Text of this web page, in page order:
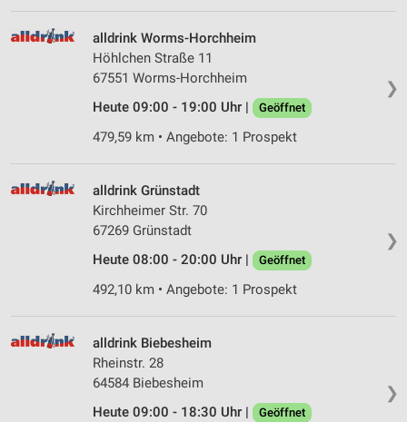
❯
alldrink Worms-Horchheim
Höhlchen Straße 11
67551 Worms-Horchheim
Heute 09:00 - 19:00 Uhr |
Geöffnet
479,59 km • Angebote: 1 Prospekt
❯
alldrink Grünstadt
Kirchheimer Str. 70
67269 Grünstadt
Heute 08:00 - 20:00 Uhr |
Geöffnet
492,10 km • Angebote: 1 Prospekt
❯
alldrink Biebesheim
Rheinstr. 28
64584 Biebesheim
Heute 09:00 - 18:30 Uhr |
Geöffnet
Erstellung von Profilen für personalisierte
Verwendung von Profilen zur Auswahl
Verwendung von Profilen zur Auswahl
personalisierter Inhalte
Messung der Werbeleistung
Messung der Performance von Inhalten
Analyse von Zielgruppen durch Statistiken oder
Kombinationen von Daten aus verschiedenen
Entwicklung und Verbesserung der Angebote